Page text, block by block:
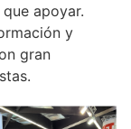
apoyar.
y
gran